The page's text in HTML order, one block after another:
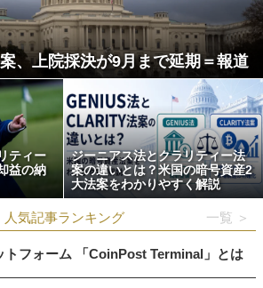
、上院採決が9月まで延期＝報道
ティー
益の納
ジーニアス法とクラリティー法
案の違いとは？米国の暗号資産2
大法案をわかりやすく解説
人気記事ランキング 一覧 ＞
トフォーム 「CoinPost Terminal」とは